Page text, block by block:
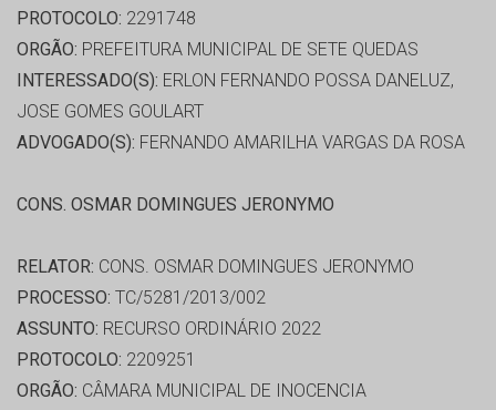
PROTOCOLO: 2291748
ORGÃO: PREFEITURA MUNICIPAL DE SETE QUEDAS
INTERESSADO(S): ERLON FERNANDO POSSA DANELUZ,
JOSE GOMES GOULART
ADVOGADO(S): FERNANDO AMARILHA VARGAS DA ROSA
CONS. OSMAR DOMINGUES JERONYMO
RELATOR: CONS. OSMAR DOMINGUES JERONYMO
PROCESSO: TC/5281/2013/002
ASSUNTO: RECURSO ORDINÁRIO 2022
PROTOCOLO: 2209251
ORGÃO: CÂMARA MUNICIPAL DE INOCENCIA